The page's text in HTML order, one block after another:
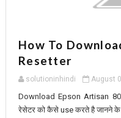
How To
Resetter
solutioninhindi August
Download Epson Artisan
रेसेटर को कैसे use करते है जानने के